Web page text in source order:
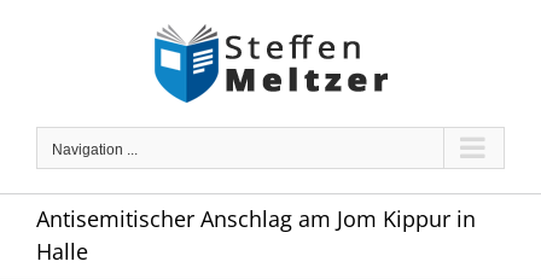
Navigation ...
Antisemitischer Anschlag am Jom Kippur in
Halle